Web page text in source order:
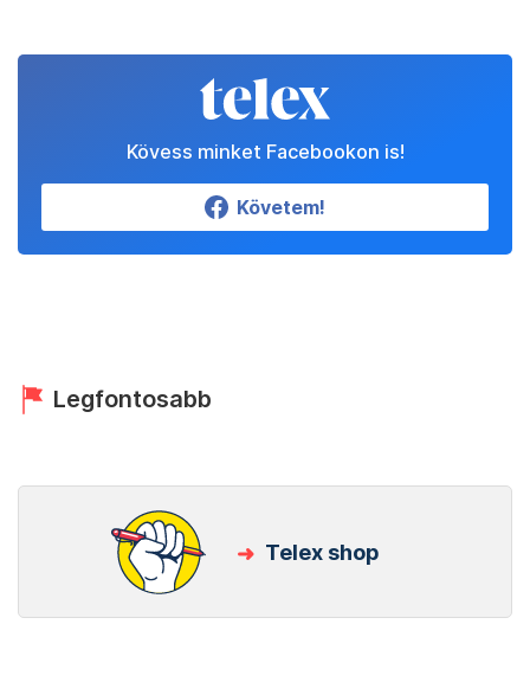
Kövess minket Facebookon is!
Követem!
Legfontosabb
Telex shop